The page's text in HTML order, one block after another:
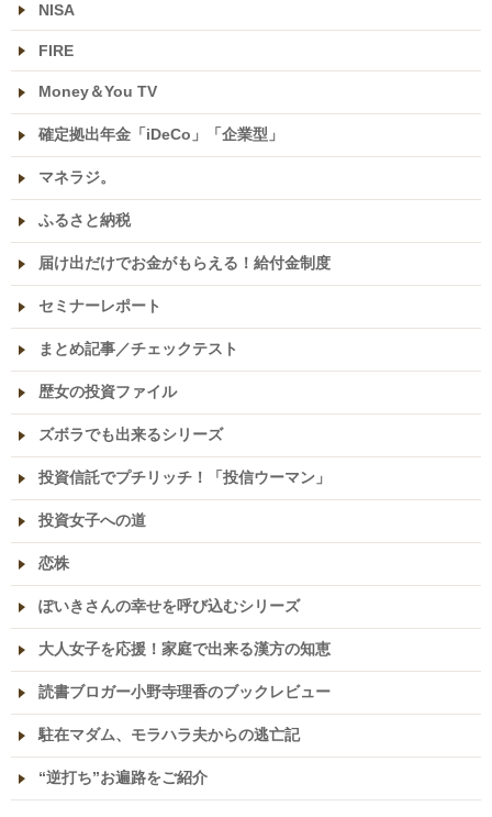
NISA
FIRE
Money＆You TV
確定拠出年金「iDeCo」「企業型」
マネラジ。
ふるさと納税
届け出だけでお金がもらえる！給付金制度
セミナーレポート
まとめ記事／チェックテスト
歴女の投資ファイル
ズボラでも出来るシリーズ
投資信託でプチリッチ！「投信ウーマン」
投資女子への道
恋株
ぽいきさんの幸せを呼び込むシリーズ
大人女子を応援！家庭で出来る漢方の知恵
読書ブロガー小野寺理香のブックレビュー
駐在マダム、モラハラ夫からの逃亡記
“逆打ち”お遍路をご紹介